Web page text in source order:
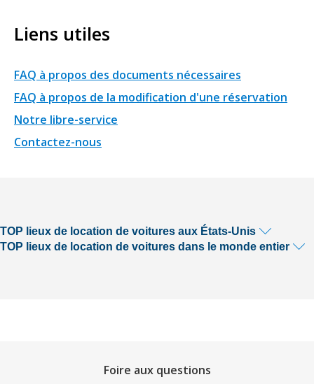
Liens utiles
FAQ à propos des documents nécessaires
FAQ à propos de la modification d'une réservation
Notre libre-service
Contactez-nous
TOP lieux de location de voitures aux États-Unis
TOP lieux de location de voitures dans le monde entier
Foire aux questions